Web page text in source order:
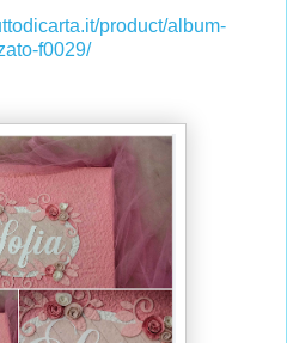
product/album-
f0029/